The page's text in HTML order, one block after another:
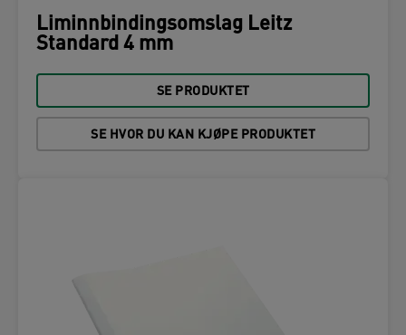
Liminnbindingsomslag Leitz
Standard 4 mm
SE PRODUKTET
SE HVOR DU KAN KJØPE PRODUKTET